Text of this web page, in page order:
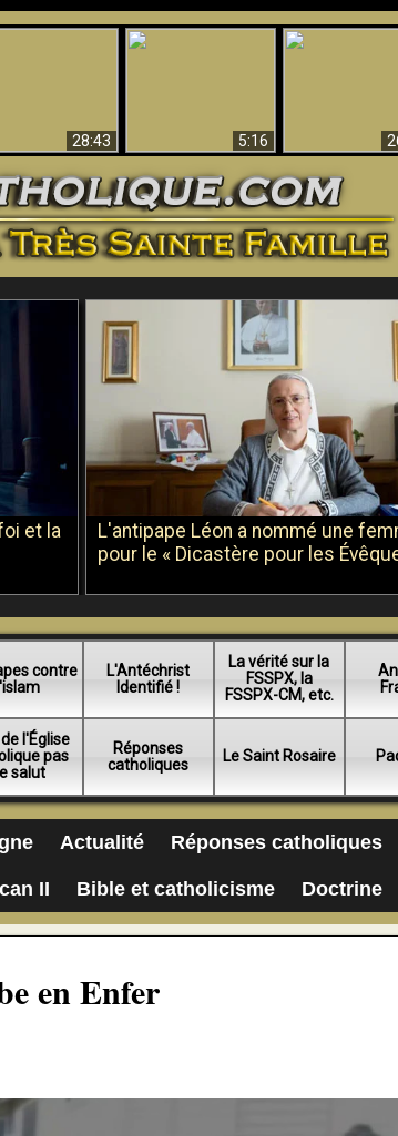
28:43
5:16
et la
L'antipape Léon a nommé une
pour le « Dicastère pour les
contre
l'islam
L'Antéchrist
Identifié !
La vérité sur la
FSSPX, la
FSSPX-CM, etc.
l'Église
pas
salut
Réponses
catholiques
Le Saint Rosaire
Actualité Réponses catholiques
II Bible et catholicisme Doctrine
en Enfer